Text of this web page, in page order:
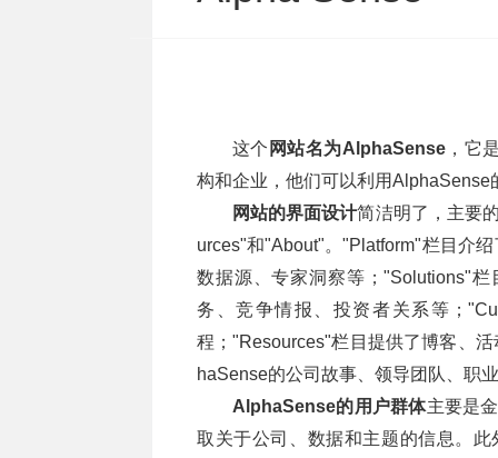
这个 网站名为AlphaSense，它
构和企业，他们可以利用
网站的界面设计简洁明了，主要
urces"和"About"。"Platform"栏目介
数据源、专家洞察等；"Solutions"
务、竞争情报、投资者关系等；
程；"Resources"栏目提供了博客、
haSense的公司故事、领导团队、职
AlphaSense的用户群体主要是
取关于公司、数据和主题的信息。